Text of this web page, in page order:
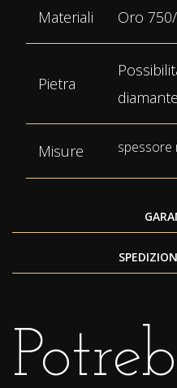
Materiali Oro 750/
Pietra
Misure spessore